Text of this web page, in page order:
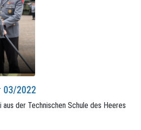
03/2022
der Technischen Schule des Heeres